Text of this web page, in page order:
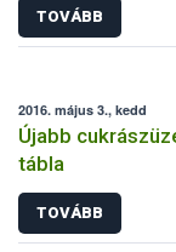
TOVÁBB
2016. május 3., kedd
Újabb
tábla
TOVÁBB